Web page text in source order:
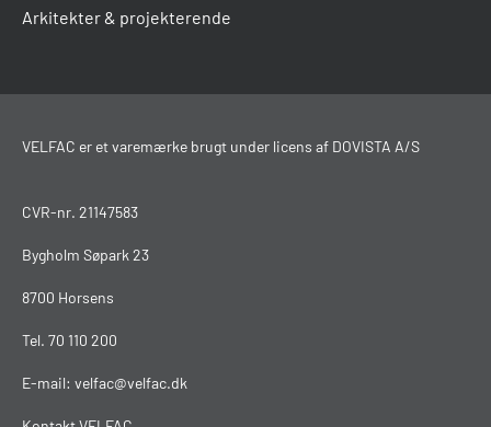
Arkitekter & projekterende
VELFAC er et varemærke brugt under licens af DOVISTA A/S
CVR-nr. 21147583
Bygholm Søpark 23
8700 Horsens
Tel. 70 110 200
E-mail: velfac@velfac.dk